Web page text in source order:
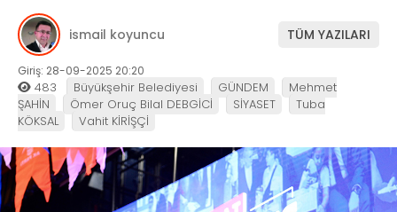
ismail koyuncu TÜM YAZILARI
Giriş: 28-09-2025 20:20
483 Büyükşehir Belediyesi GÜNDEM
Mehmet
ŞAHİN
Ömer Oruç Bilal DEBGİCİ SİYASET
Tuba
KÖKSAL
Vahit KİRİŞÇİ